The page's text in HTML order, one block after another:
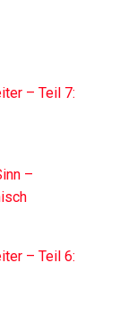
– Teil 7:
–
– Teil 6: